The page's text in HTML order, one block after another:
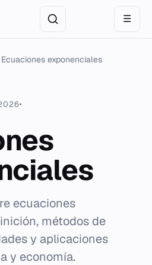
☰
Ecuaciones exponenciales
ecuaciones
métodos de
y aplicaciones
y economía.